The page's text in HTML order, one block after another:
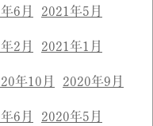
6月 2021年5月
2月 2021年1月
年10月 2020年9月
6月 2020年5月